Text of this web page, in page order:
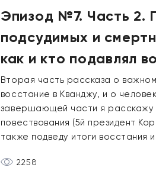
Эпизод №7. Часть 2.
подсудимых и
как и кто подавлял
Вторая часть рассказа о
восстание в Кванджу, и о
завершающей части я расскажу
повествования (5й президент
также подведу итоги восстания
2258